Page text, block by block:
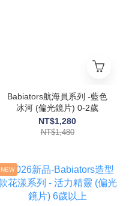
Babiators航海員系列 -藍色
冰河 (偏光鏡片) 0-2歲
NT$1,280
NT$1,480
NEW